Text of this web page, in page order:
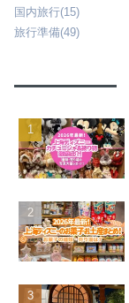
国内旅行(15)
旅行準備(49)